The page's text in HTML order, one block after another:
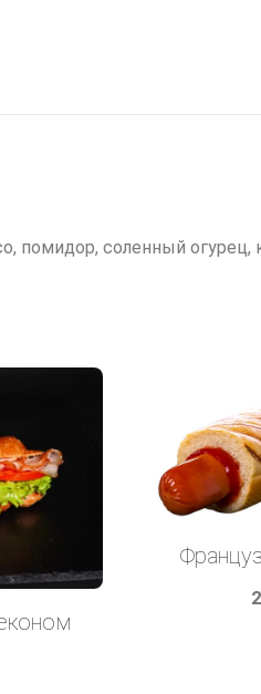
помидор, соленный огурец,